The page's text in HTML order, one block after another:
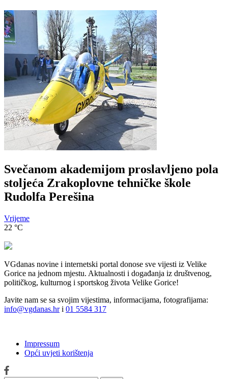
Svečanom akademijom proslavljeno pola
stoljeća Zrakoplovne tehničke škole
Rudolfa Perešina
Vrijeme
22 °C
VGdanas novine i internetski portal donose sve vijesti iz Velike
Gorice na jednom mjestu. Aktualnosti i događanja iz društvenog,
političkog, kulturnog i sportskog života Velike Gorice!
Javite nam se sa svojim vijestima, informacijama, fotografijama:
info@vgdanas.hri 01 5584 317
Impressum
Opći uvjeti korištenja